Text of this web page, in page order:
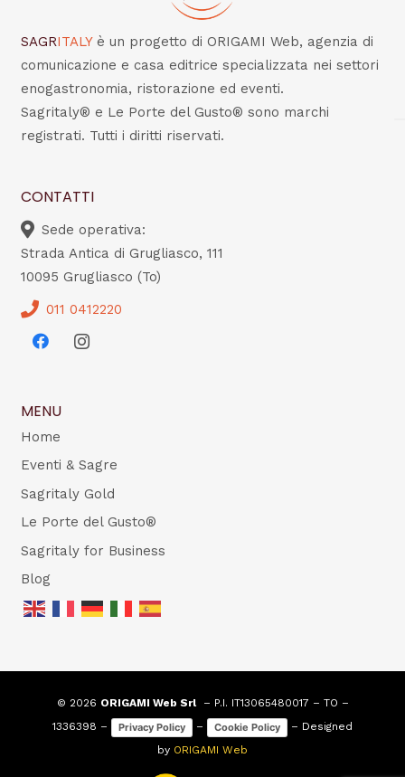
SAGRITALY è un progetto di ORIGAMI Web, agenzia di
comunicazione e casa editrice specializzata nei settori
enogastronomia, ristorazione ed eventi.
Sagritaly® e Le Porte del Gusto® sono marchi
registrati. Tutti i diritti riservati.
CONTATTI
Sede operativa:
Strada Antica di Grugliasco, 111
10095 Grugliasco (To)
011 0412220
MENU
Home
Eventi & Sagre
Sagritaly Gold
Le Porte del Gusto®
Sagritaly for Business
Blog
© 2026 ORIGAMI Web Srl– P.I. IT13065480017 – TO –
1336398 –
Privacy Policy – Cookie Policy
– Designed
by ORIGAMI Web